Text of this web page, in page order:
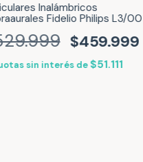
Inalámbricos
Fidelio Philips L3/00
$459.999
sin interés de$51.111